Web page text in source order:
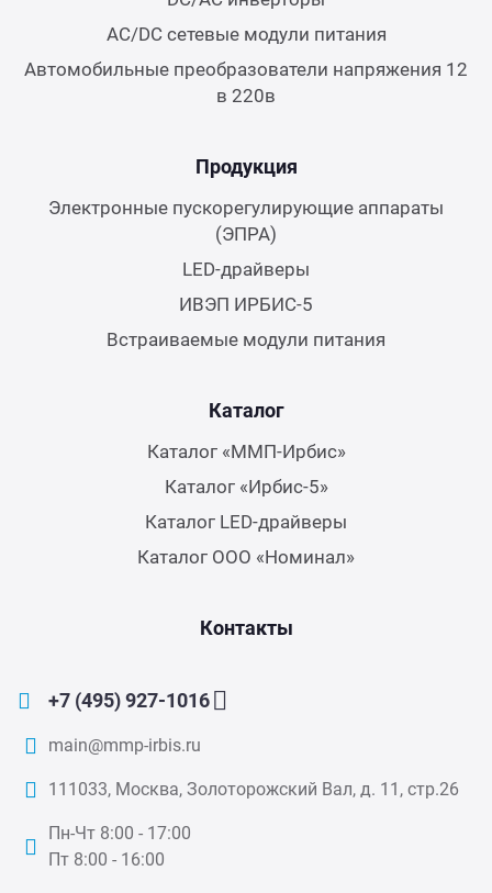
AC/DC сетевые модули питания
Автомобильные преобразователи напряжения 12
в 220в
Продукция
Электронные пускорегулирующие аппараты
(ЭПРА)
LED-драйверы
ИВЭП ИРБИС-5
Встраиваемые модули питания
Каталог
Каталог «ММП-Ирбис»
Каталог «Ирбис-5»
Каталог LED-драйверы
Каталог ООО «Номинал»
Контакты
+7 (495) 927-1016
main@mmp-irbis.ru
111033, Москва, Золоторожский Вал, д. 11, стр.26
Пн-Чт 8:00 - 17:00
Пт 8:00 - 16:00